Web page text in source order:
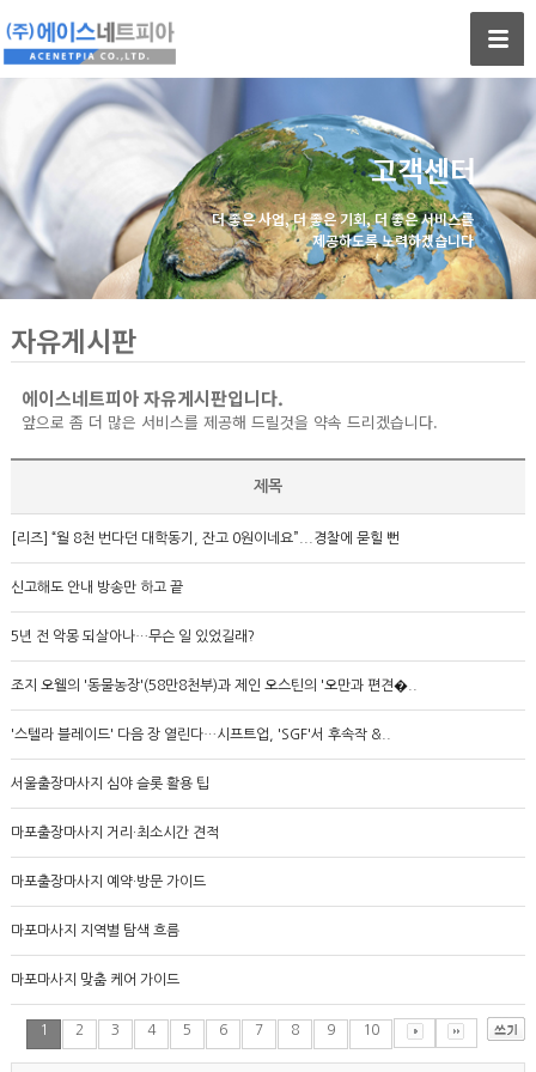
고객센터
더 좋은 사업, 더 좋은 기회, 더 좋은 서비스를
제공하도록 노력하겠습니다
자유게시판
에이스네트피아 자유게시판입니다.
앞으로 좀 더 많은 서비스를 제공해 드릴것을 약속 드리겠습니다.
제목
[리즈] “월 8천 번다던 대학동기, 잔고 0원이네요”...경찰에 묻힐 뻔
신고해도 안내 방송만 하고 끝
5년 전 악몽 되살아나…무슨 일 있었길래?
조지 오웰의 '동물농장'(58만8천부)과 제인 오스틴의 '오만과 편견�..
'스텔라 블레이드' 다음 장 열린다…시프트업, 'SGF'서 후속작 &..
서울출장마사지 심야 슬롯 활용 팁
마포출장마사지 거리·최소시간 견적
마포출장마사지 예약·방문 가이드
마포마사지 지역별 탐색 흐름
마포마사지 맞춤 케어 가이드
1 2 3 4 5 6 7 8 9 10